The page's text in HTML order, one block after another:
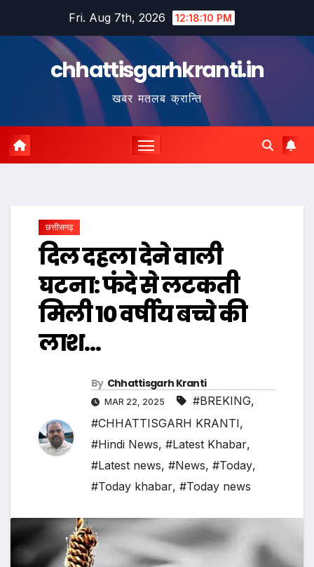
Fri. Aug 7th, 2026 12:18:11 PM
chhattisgarhkranti.in
खबर मतलब क्रान्ति
छत्तीसगढ़
दिल दहला देने वाली
घटना: फंदे से लटकती
मिली 10 वर्षीय बच्चे की
लाश…
By Chhattisgarh Kranti
MAR 22, 2025 #BREKING,
#CHHATTISGARH KRANTI,
#Hindi News, #Latest Khabar,
#Latest news, #News, #Today,
#Today khabar, #Today news